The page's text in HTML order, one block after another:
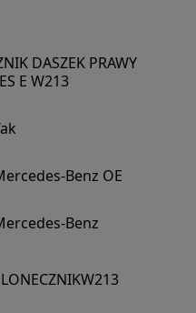
DASZEK PRAWY
E W213
Benz OE
Benz